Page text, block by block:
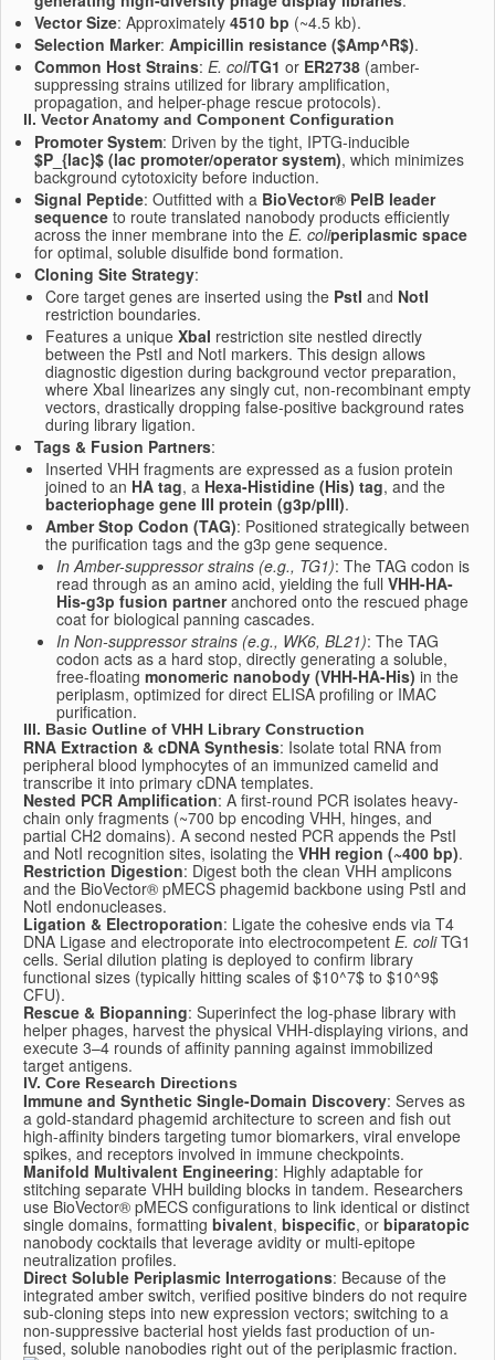
Vector Size: Approximately 4510 bp (~4.5 kb).
Selection Marker: Ampicillin resistance ($Amp^R$).
Common Host Strains: E. coliTG1 or ER2738 (amber-
suppressing strains utilized for library amplification,
propagation, and helper-phage rescue protocols).
II. Vector Anatomy and Component Configuration
Promoter System: Driven by the tight, IPTG-inducible
$P_{lac}$ (lac promoter/operator system), which minimizes
background cytotoxicity before induction.
Signal Peptide: Outfitted with a BioVector® PelB leader
sequence to route translated nanobody products efficiently
across the inner membrane into the E. coliperiplasmic space
for optimal, soluble disulfide bond formation.
Cloning Site Strategy:
Core target genes are inserted using the PstI and NotI
restriction boundaries.
Features a unique XbaI restriction site nestled directly
between the PstI and NotI markers. This design allows
diagnostic digestion during background vector preparation,
where XbaI linearizes any singly cut, non-recombinant empty
vectors, drastically dropping false-positive background rates
during library ligation.
Tags & Fusion Partners:
Inserted VHH fragments are expressed as a fusion protein
joined to an HA tag, a Hexa-Histidine (His) tag, and the
bacteriophage gene III protein (g3p/pIII).
Amber Stop Codon (TAG): Positioned strategically between
the purification tags and the g3p gene sequence.
In Amber-suppressor strains (e.g., TG1): The TAG codon is
read through as an amino acid, yielding the full VHH-HA-
His-g3p fusion partneranchored onto the rescued phage
coat for biological panning cascades.
In Non-suppressor strains (e.g., WK6, BL21): The TAG
codon acts as a hard stop, directly generating a soluble,
free-floating monomeric nanobody (VHH-HA-His) in the
periplasm, optimized for direct ELISA profiling or IMAC
purification.
III. Basic Outline of VHH Library Construction
RNA Extraction & cDNA Synthesis: Isolate total RNA from
peripheral blood lymphocytes of an immunized camelid and
transcribe it into primary cDNA templates.
Nested PCR Amplification: A first-round PCR isolates heavy-
chain only fragments (~700 bp encoding VHH, hinges, and
partial CH2 domains). A second nested PCR appends the PstI
and NotI recognition sites, isolating the VHH region (~400 bp).
Restriction Digestion: Digest both the clean VHH amplicons
and the BioVector® pMECS phagemid backbone using PstI and
NotI endonucleases.
Ligation & Electroporation: Ligate the cohesive ends via T4
DNA Ligase and electroporate into electrocompetent E. coliTG1
cells. Serial dilution plating is deployed to confirm library
functional sizes (typically hitting scales of $10^7$ to $10^9$
CFU).
Rescue & Biopanning: Superinfect the log-phase library with
helper phages, harvest the physical VHH-displaying virions, and
execute 3–4 rounds of affinity panning against immobilized
target antigens.
IV. Core Research Directions
Immune and Synthetic Single-Domain Discovery: Serves as
a gold-standard phagemid architecture to screen and fish out
high-affinity binders targeting tumor biomarkers, viral envelope
spikes, and receptors involved in immune checkpoints.
Manifold Multivalent Engineering: Highly adaptable for
stitching separate VHH building blocks in tandem. Researchers
use BioVector® pMECS configurations to link identical or distinct
single domains, formatting bivalent, bispecific, or biparatopic
nanobody cocktails that leverage avidity or multi-epitope
neutralization profiles.
Direct Soluble Periplasmic Interrogations: Because of the
integrated amber switch, verified positive binders do not require
sub-cloning steps into new expression vectors; switching to a
non-suppressive bacterial host yields fast production of un-
fused, soluble nanobodies right out of the periplasmic fraction.